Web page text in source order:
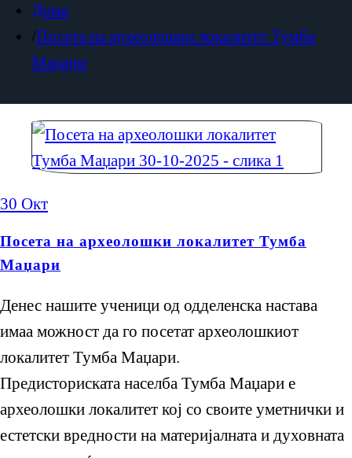
Дома
Посета на археолошки локалитет Тумба
Маџари
30 Окт
Посета на археолошки локалитет Тумба
Маџари
Денес нашите ученици од одделенска настава
имаа можност да го посетат археолошкиот
локалитет Тумба Маџари.
Предисториската населба Тумба Маџари е
археолошки локалитет кој со своите уметнички и
естетски вредности на материјалната и духовната